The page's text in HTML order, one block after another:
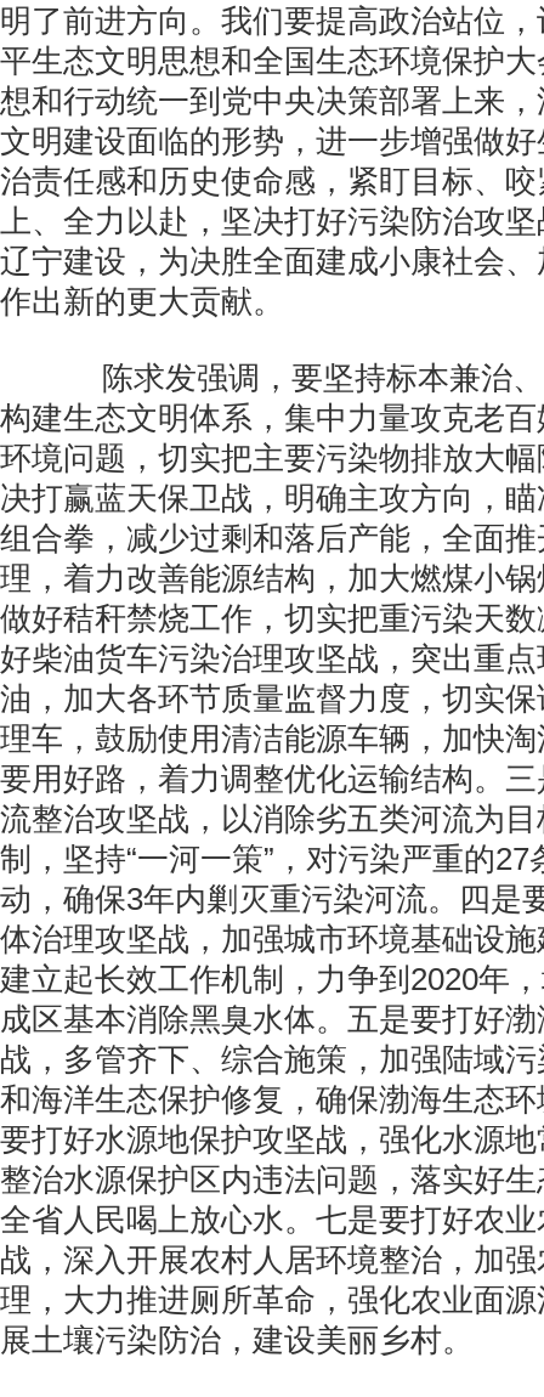
明了前进方向。我们要提高政治站位
平生态文明思想和全国生态环境保护
想和行动统一到党中央决策部署上来
文明建设面临的形势，进一步增强做
治责任感和历史使命感，紧盯目标、
上、全力以赴，坚决打好污染防治攻
辽宁建设，为决胜全面建成小康社会
作出新的更大贡献。
陈求发强调，要坚持标本兼治、
构建生态文明体系，集中力量攻克老
环境问题，切实把主要污染物排放大
决打赢蓝天保卫战，明确主攻方向，
组合拳，减少过剩和落后产能，全面推
理，着力改善能源结构，加大燃煤小
做好秸秆禁烧工作，切实把重污染天
好柴油货车污染治理攻坚战，突出重
油，加大各环节质量监督力度，切实
理车，鼓励使用清洁能源车辆，加快
要用好路，着力调整优化运输结构。
流整治攻坚战，以消除劣五类河流为
制，坚持“一河一策”，对污染严重的
动，确保3年内剿灭重污染河流。四是
体治理攻坚战，加强城市环境基础设
建立起长效工作机制，力争到2020年
成区基本消除黑臭水体。五是要打好
战，多管齐下、综合施策，加强陆域
和海洋生态保护修复，确保渤海生态
要打好水源地保护攻坚战，强化水源
整治水源保护区内违法问题，落实好
全省人民喝上放心水。七是要打好农
战，深入开展农村人居环境整治，加
理，大力推进厕所革命，强化农业面
展土壤污染防治，建设美丽乡村。